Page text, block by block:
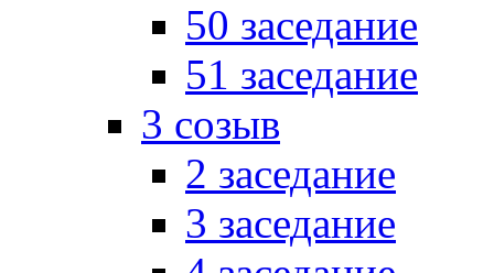
50 заседание
51 заседание
3 созыв
2 заседание
3 заседание